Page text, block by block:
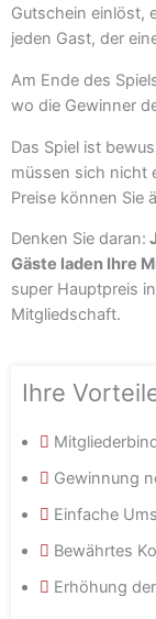
Gutschein einlöst,
jeden Gast, der
Am Ende des
wo die Gewinner
Das Spiel ist
müssen sich nicht
Preise können Sie
Denken Sie daran:
Gäste laden Ihre
super Hauptpreis
Mitgliedschaft.
Ihre
Gewinnung
Einfache
Bewährtes
Erhöhung